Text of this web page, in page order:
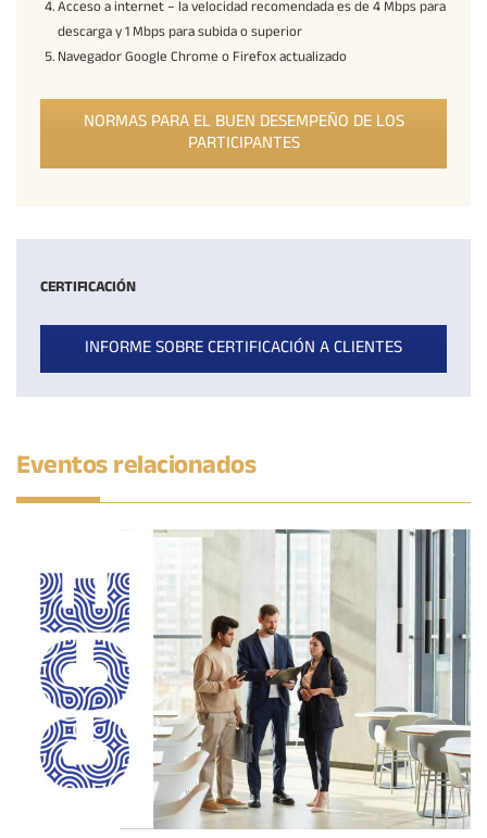
Acceso a internet – la velocidad recomendada es de 4 Mbps para
descarga y 1 Mbps para subida o superior
Navegador Google Chrome o Firefox actualizado
NORMAS PARA EL BUEN DESEMPEÑO DE LOS
PARTICIPANTES
CERTIFICACIÓN
INFORME SOBRE CERTIFICACIÓN A CLIENTES
Eventos relacionados